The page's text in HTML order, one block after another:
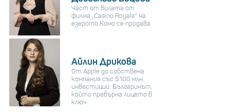
Част от вилата от
филма „Casino Royale“ на
езерото Комо се продава
Айлин Дрикова
От Apple до собствена
компания със $100 млн.
инвестиции: Българинът,
който превърна лицето в
ключ